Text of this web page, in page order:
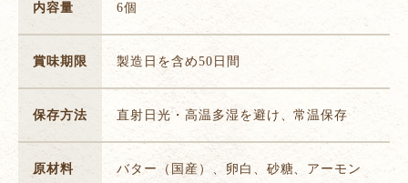
内容量 6個
賞味期限 製造日を含め50日間
保存方法 直射日光・高温多湿を避け、常温保存
原材料
バター（国産）、卵白、砂糖、アーモン